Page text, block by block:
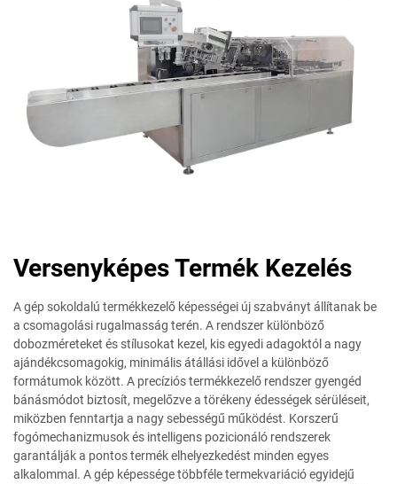
Versenyképes Termék Kezelés
A gép sokoldalú termékkezelő képességei új szabványt állítanak be
a csomagolási rugalmasság terén. A rendszer különböző
dobozméreteket és stílusokat kezel, kis egyedi adagoktól a nagy
ajándékcsomagokig, minimális átállási idővel a különböző
formátumok között. A precíziós termékkezelő rendszer gyengéd
bánásmódot biztosít, megelőzve a törékeny édességek sérüléseit,
miközben fenntartja a nagy sebességű működést. Korszerű
fogómechanizmusok és intelligens pozicionáló rendszerek
garantálják a pontos termék elhelyezkedést minden egyes
alkalommal. A gép képessége többféle termekvariáció egyidejű